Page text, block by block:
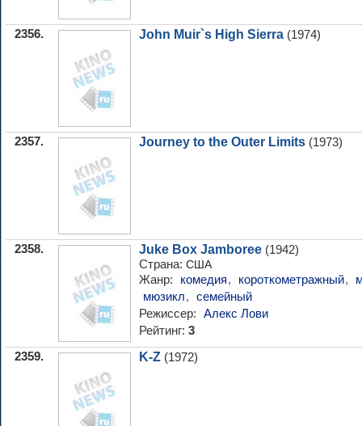
2356. John Muir`s High Sierra (1974)
2357. Journey to the Outer Limits (1973)
2358. Juke Box Jamboree (1942)
Страна: США
Жанр: комедия, короткометражный,
мюзикл, семейный
Режиссер: Алекс Лови
Рейтинг: 3
2359.
K-Z (1972)